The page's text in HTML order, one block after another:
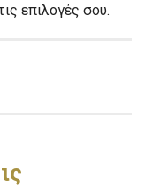
επιλογές σου.